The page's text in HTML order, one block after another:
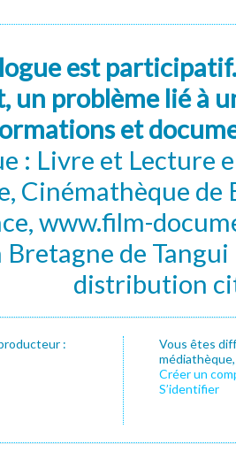
est
un problème lié à
et
: Livre et Lecture
Cinémathèque de
www.film-
Bretagne de
distribution
:
Vous êtes
Créer un
S’identifier